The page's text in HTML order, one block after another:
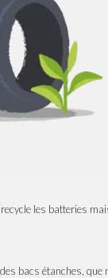
les batteries
bacs étanches,